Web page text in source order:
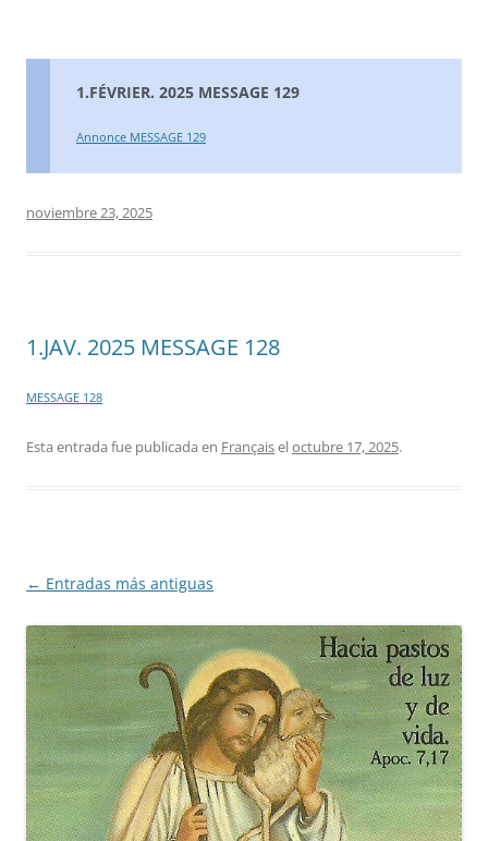
1.FÉVRIER. 2025 MESSAGE 129
Annonce MESSAGE 129
noviembre 23, 2025
1.JAV. 2025 MESSAGE 128
MESSAGE 128
Esta entrada fue publicada en Françaiseloctubre 17, 2025.
Navegación
entradas
← Entradas más antiguas